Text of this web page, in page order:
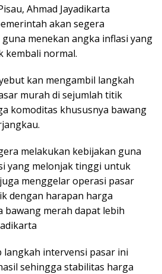
Ahmad Jayadikarta
akan segera
menekan angka inflasi yang
kembali normal.
kan mengambil langkah
murah di sejumlah titik
komoditas khususnya bawang
melakukan kebijakan guna
yang melonjak tinggi untuk
menggelar operasi pasar
dengan harapan harga
bawang merah dapat lebih
intervensi pasar ini
sehingga stabilitas harga